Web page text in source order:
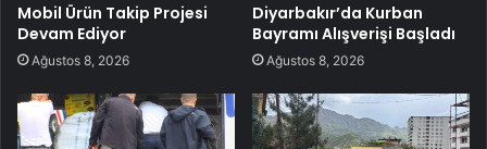
Mobil Ürün Takip Projesi
Devam Ediyor
Ağustos 8, 2026
Diyarbakır’da Kurban
Bayramı Alışverişi Başladı
Ağustos 8, 2026